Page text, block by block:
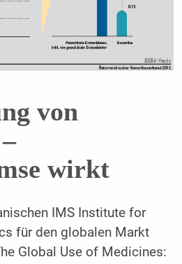
von
wirkt
IMS Institute for
für den globalen Markt
Global Use of Medicines: